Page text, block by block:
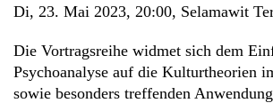
Di, 23. Mai 2023, 20:00, Selamawit
Die Vortragsreihe widmet sich dem
Psychoanalyse auf die Kulturtheorien
sowie besonders treffenden